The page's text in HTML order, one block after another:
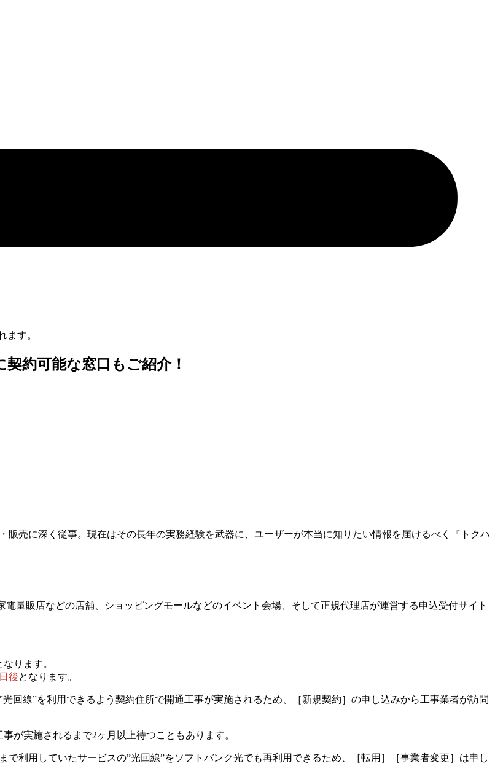
ます。
約可能な窓口もご紹介！
売に深く従事。現在はその長年の実務経験を武器に、ユーザーが本当に知りたい情報を届けるべく『トクハ
量販店などの店舗、ショッピングモールなどのイベント会場、そして正規代理店が運営する申込受付サイト
なります。
後となります。
回線”を利用できるよう契約住所で開通工事が実施されるため、
［新規契約］の申し込みから工事業者が訪問
が実施されるまで2ヶ月以上待つこともあります。
利用していたサービスの”光回線”をソフトバンク光でも再利用できるため、
［転用］［事業者変更］は申し